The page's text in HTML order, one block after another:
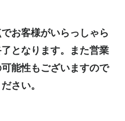
お客様がいらっしゃら
となります。また営業
能性もございますので
さい。